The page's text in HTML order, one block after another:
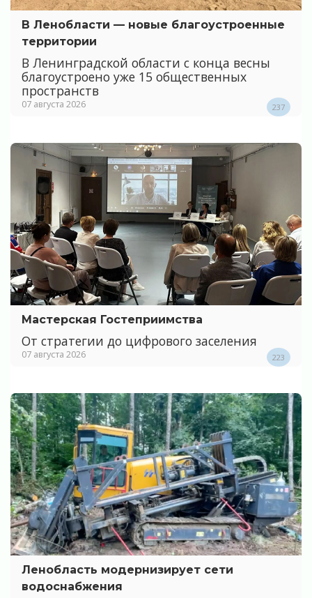
В Ленобласти — новые благоустроенные
территории
В Ленинградской области с конца весны
благоустроено уже 15 общественных
пространств
07 августа 2026 237
Мастерская Гостеприимства
От стратегии до цифрового заселения
07 августа 2026 223
Ленобласть модернизирует сети
водоснабжения